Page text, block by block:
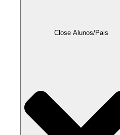
Close Alunos/Pais